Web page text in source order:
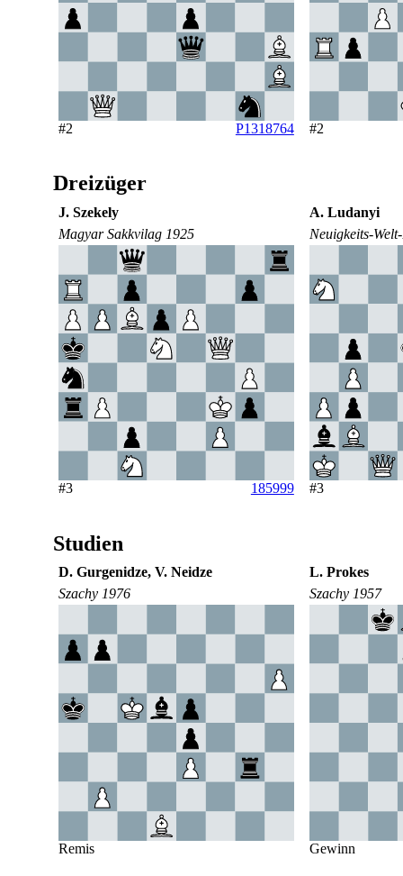
#2 P1318764 #2
Dreizüger
J. Szekely
Magyar Sakkvilag 1925
#3 185999
A. Ludanyi
Neuigkeits-
#3
Studien
D. Gurgenidze, V. Neidze
Szachy 1976
Remis
L. Prokes
Szachy 1957
Gewinn